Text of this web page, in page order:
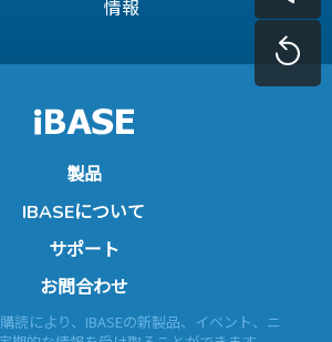
情報
製品
IBASEについて
サポート
お問合わせ
読により、IBASEの新製品、イベント、ニ